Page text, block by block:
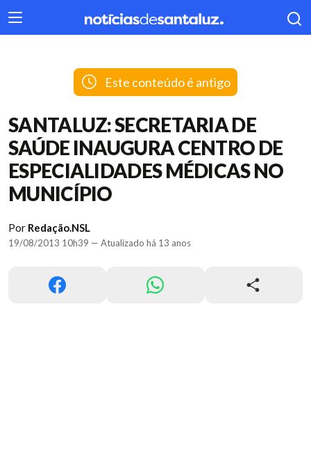
404
Este conteúdo é antigo
SANTALUZ: SECRETARIA DE
SAÚDE INAUGURA CENTRO DE
ESPECIALIDADES MÉDICAS NO
MUNICÍPIO
Por Redação.NSL
19/08/2013 10h39 — Atualizado há 13 anos